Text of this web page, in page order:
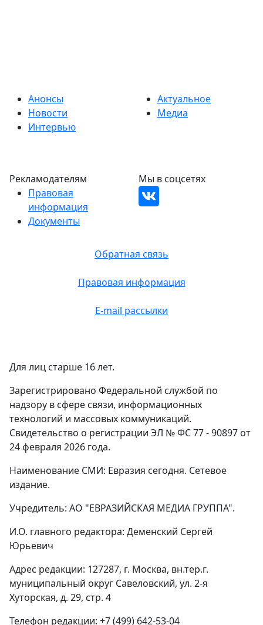
Анонсы
Новости
Интервью
Актуальное
Медиа
Обратная связь
Правовая информация
E-mail рассылки
Рекламодателям
Правовая
информация
Документы
Мы в соцсетях
Для лиц старше 16 лет.
Зарегистрировано Федеральной службой по
надзору в сфере связи, информационных
технологий и массовых коммуникаций.
Свидетельство о регистрации ЭЛ № ФС 77 - 90897 от
24 февраля 2026 года.
Наименование СМИ: Евразия сегодня. Сетевое
издание.
Учредитель: АО "ЕВРАЗИЙСКАЯ МЕДИА ГРУППА".
И.О. главного редактора: Деменский Сергей
Юрьевич
Адрес редакции: 127287, г. Москва, вн.тер.г.
муниципальный округ Савеловский, ул. 2-я
Хуторская, д. 29, стр. 4
Телефон редакции: +7 (499) 642-53-04